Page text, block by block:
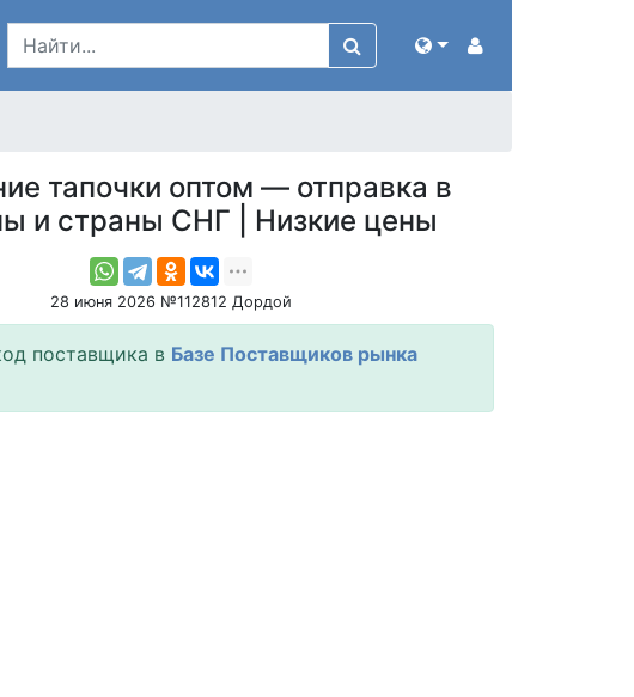
тапочки оптом — отправка в
и страны СНГ | Низкие цены
28 июня 2026 №112812 Дордой
поставщика в Базе Поставщиков рынка